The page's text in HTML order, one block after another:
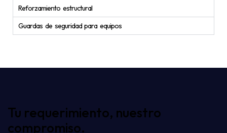
Reforzamiento estructural
Guardas de seguridad para equipos
Tu requerimiento, nuestro
compromiso.